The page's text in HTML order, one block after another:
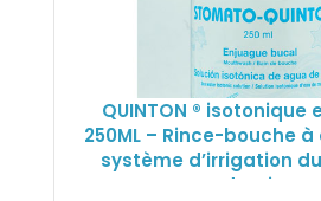
QUINTON ® isotonique
250ML – Rince-bouche
système d’irrigation
dentiste.